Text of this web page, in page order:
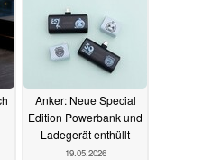
Anker: Neue Special
Edition Powerbank und
Ladegerät enthüllt
19.05.2026